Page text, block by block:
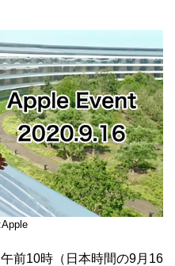
前10時（日本時間の9月16